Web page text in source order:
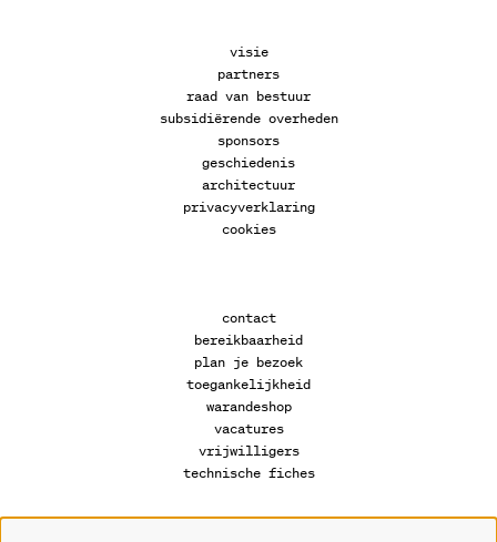
visie
partners
raad van bestuur
subsidiërende overheden
sponsors
geschiedenis
architectuur
privacyverklaring
cookies
contact
bereikbaarheid
plan je bezoek
toegankelijkheid
warandeshop
vacatures
vrijwilligers
technische fiches